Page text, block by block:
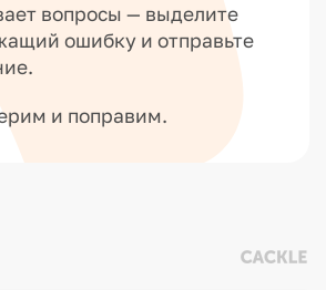
вопросы — выделите
ошибку и отправьте
и поправим.